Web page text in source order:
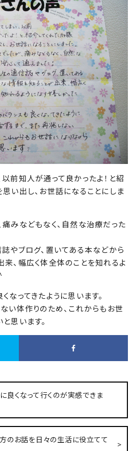
前知人が通って良かったよ！と紹
い出し、お世話になることにしま
みなどもなく、自然な治療だった
やブログ、置いてある本などから
、幅広く体全体のことを知れるよ
なってきたように思います。
い体作りのため、これからもお世
思います。
良くなって行くのが実感できま
のお話を日々の生活に役立てて